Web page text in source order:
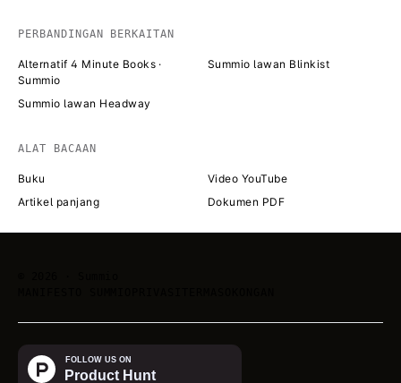
PERBANDINGAN BERKAITAN
Alternatif 4 Minute Books ·
Summio
Summio lawan Blinkist
Summio lawan Headway
ALAT BACAAN
Buku
Video YouTube
Artikel panjang
Dokumen PDF